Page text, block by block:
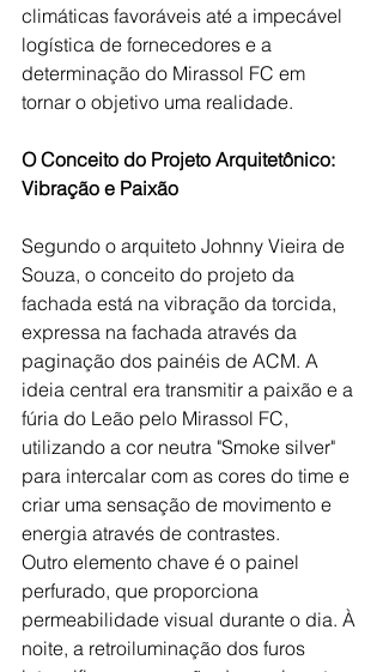
climáticas favoráveis até a impecável
logística de fornecedores e a
determinação do Mirassol FC em
tornar o objetivo uma realidade.
O Conceito do Projeto Arquitetônico:
Vibração e Paixão
Segundo o arquiteto Johnny Vieira de
Souza, o conceito do projeto da
fachada está na vibração da torcida,
expressa na fachada através da
paginação dos painéis de ACM. A
ideia central era transmitir a paixão e a
fúria do Leão pelo Mirassol FC,
utilizando a cor neutra "Smoke silver"
para intercalar com as cores do time e
criar uma sensação de movimento e
energia através de contrastes.
Outro elemento chave é o painel
perfurado, que proporciona
permeabilidade visual durante o dia. À
noite, a retroiluminação dos furos